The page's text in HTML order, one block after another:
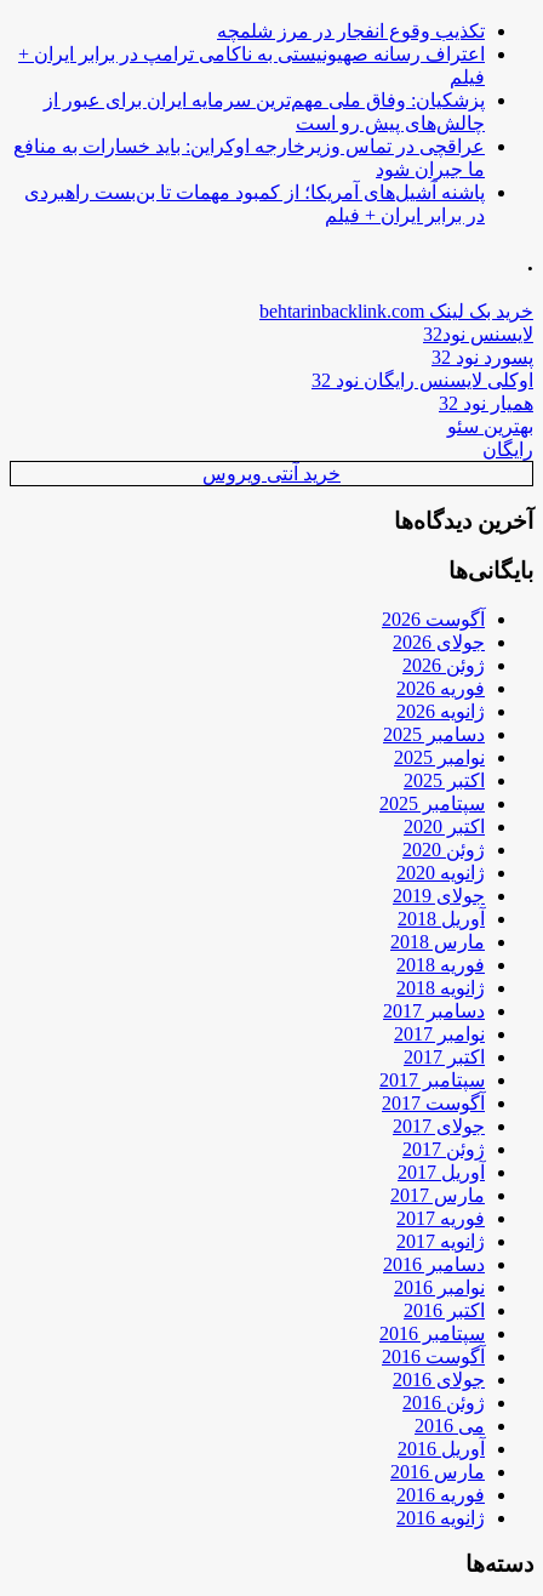
تکذیب وقوع انفجار در مرز شلمچه
اعتراف رسانه صهیونیستی به ناکامی ترامپ در برابر ایران +
فیلم
پزشکیان: وفاق ملی مهم‌ترین سرمایه ایران برای عبور از
چالش‌های پیش رو است
عراقچی در تماس وزیرخارجه اوکراین: باید خسارات به منافع
ما جبران شود
پاشنه آشیل‌های آمریکا؛ از کمبود مهمات تا بن‌بست راهبردی
در برابر ایران + فیلم
.
خرید بک لینک behtarinbacklink.com
لایسنس نود32
پسورد نود 32
اوکلی لایسنس رایگان نود 32
همیار نود 32
بهترین سئو
رایگان
خرید آنتی ویروس
آخرین دیدگاه‌ها
بایگانی‌ها
آگوست 2026
جولای 2026
ژوئن 2026
فوریه 2026
ژانویه 2026
دسامبر 2025
نوامبر 2025
اکتبر 2025
سپتامبر 2025
اکتبر 2020
ژوئن 2020
ژانویه 2020
جولای 2019
آوریل 2018
مارس 2018
فوریه 2018
ژانویه 2018
دسامبر 2017
نوامبر 2017
اکتبر 2017
سپتامبر 2017
آگوست 2017
جولای 2017
ژوئن 2017
آوریل 2017
مارس 2017
فوریه 2017
ژانویه 2017
دسامبر 2016
نوامبر 2016
اکتبر 2016
سپتامبر 2016
آگوست 2016
جولای 2016
ژوئن 2016
می 2016
آوریل 2016
مارس 2016
فوریه 2016
ژانویه 2016
دسته‌ها